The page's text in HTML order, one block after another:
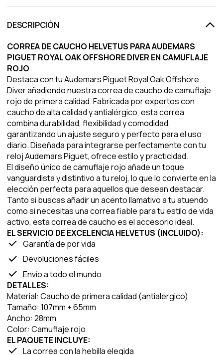
DESCRIPCIÓN
CORREA DE CAUCHO HELVETUS PARA AUDEMARS
PIGUET ROYAL OAK OFFSHORE DIVER EN CAMUFLAJE
ROJO
Destaca con tu Audemars Piguet Royal Oak Offshore
Diver añadiendo nuestra correa de caucho de camuflaje
rojo de primera calidad. Fabricada por expertos con
caucho de alta calidad y antialérgico, esta correa
combina durabilidad, flexibilidad y comodidad,
garantizando un ajuste seguro y perfecto para el uso
diario. Diseñada para integrarse perfectamente con tu
reloj Audemars Piguet, ofrece estilo y practicidad.
El diseño único de camuflaje rojo añade un toque
vanguardista y distintivo a tu reloj, lo que lo convierte en la
elección perfecta para aquellos que desean destacar.
Tanto si buscas añadir un acento llamativo a tu atuendo
como si necesitas una correa fiable para tu estilo de vida
activo, esta correa de caucho es el accesorio ideal.
EL SERVICIO DE EXCELENCIA HELVETUS (INCLUIDO):
Garantía de por vida
Devoluciones fáciles
Envío a todo el mundo
DETALLES:
Material: Caucho de primera calidad (antialérgico)
Tamaño: 107mm + 65mm
Ancho: 28mm
Color: Camuflaje rojo
EL PAQUETE INCLUYE:
La correa con la hebilla elegida